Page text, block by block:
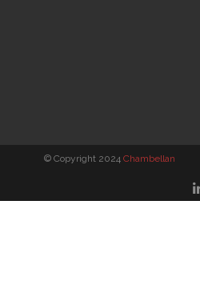
© Copyright 2024 Chambellan